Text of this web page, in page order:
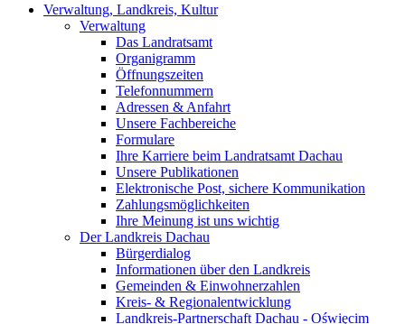
Verwaltung, Landkreis, Kultur
Verwaltung
Das Landratsamt
Organigramm
Öffnungszeiten
Telefonnummern
Adressen & Anfahrt
Unsere Fachbereiche
Formulare
Ihre Karriere beim Landratsamt Dachau
Unsere Publikationen
Elektronische Post, sichere Kommunikation
Zahlungsmöglichkeiten
Ihre Meinung ist uns wichtig
Der Landkreis Dachau
Bürgerdialog
Informationen über den Landkreis
Gemeinden & Einwohnerzahlen
Kreis- & Regionalentwicklung
Landkreis-Partnerschaft Dachau - Oświęcim